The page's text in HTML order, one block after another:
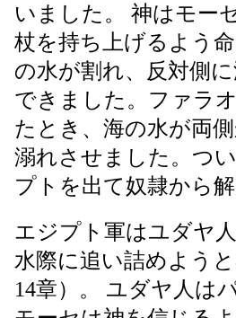
いました。 神はモー
杖を持ち上げるよう
の水が割れ、反対側
できました。ファラ
たとき、海の水が両
溺れさせました。つ
プトを出て奴隷から
エジプト軍はユダヤ
水際に追い詰めよう
14章）。 ユダヤ人は